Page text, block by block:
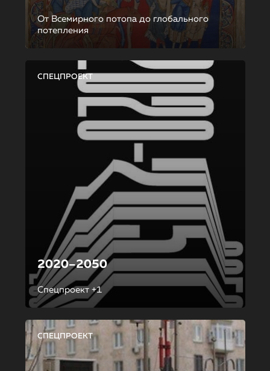
От Всемирного потопа до глобального
потепления
СПЕЦПРОЕКТ
2020–2050
Спецпроект +1
СПЕЦПРОЕКТ